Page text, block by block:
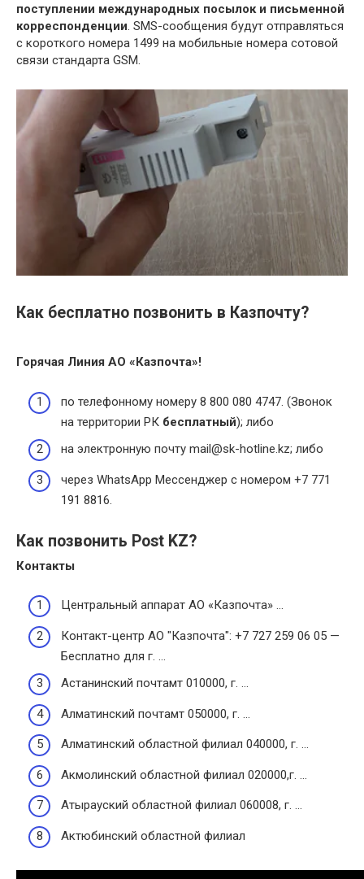
поступлении международных посылок и письменной
корреспонденции. SMS-сообщения будут отправляться
с короткого номера 1499 на мобильные номера сотовой
связи стандарта GSM.
Как бесплатно позвонить в Казпочту?
Горячая Линия АО «Казпочта»!
по телефонному номеру 8 800 080 4747. (Звонок
на территории РК бесплатный); либо
на электронную почту mail@sk-hotline.kz; либо
через WhatsApp Мессенджер с номером +7 771
191 8816.
Как позвонить Post KZ?
Контакты
Центральный аппарат АО «Казпочта» …
Контакт-центр АО "Казпочта": +7 727 259 06 05 —
Бесплатно для г. …
Астанинский почтамт 010000, г. …
Алматинский почтамт 050000, г. …
Алматинский областной филиал 040000, г. …
Акмолинский областной филиал 020000,г. …
Атырауский областной филиал 060008, г. …
Актюбинский областной филиал